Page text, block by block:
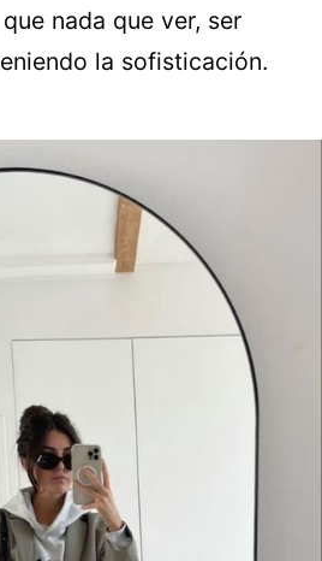
nada que ver, ser
la sofisticación.